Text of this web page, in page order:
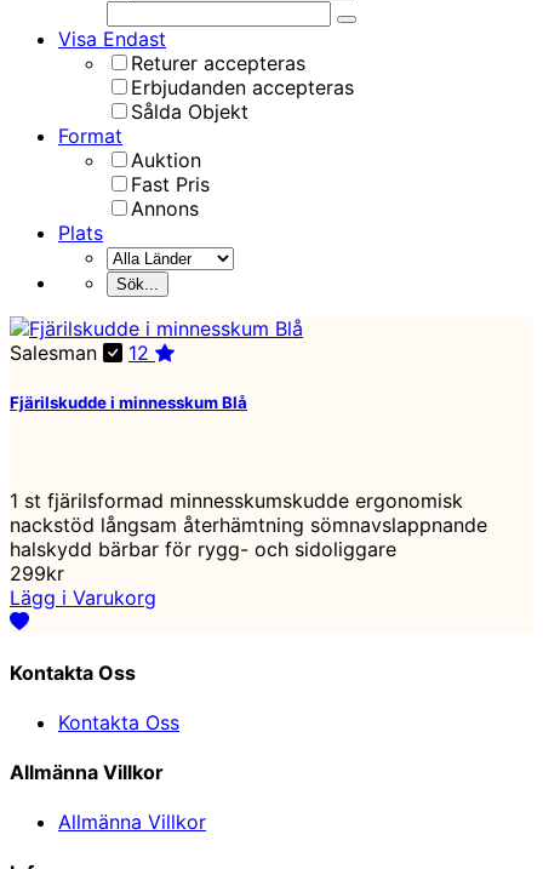
Visa Endast
Returer accepteras
Erbjudanden accepteras
Sålda Objekt
Format
Auktion
Fast Pris
Annons
Plats
Salesman 12
Fjärilskudde i minnesskum Blå
1 st fjärilsformad minnesskumskudde ergonomisk
nackstöd långsam återhämtning sömnavslappnande
halskydd bärbar för rygg- och sidoliggare
299kr
Lägg i Varukorg
Kontakta Oss
Kontakta Oss
Allmänna Villkor
Allmänna Villkor